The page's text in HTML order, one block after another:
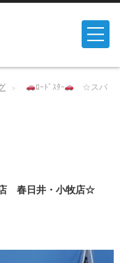
ﾛｰﾄﾞｽﾀｰ
☆スバ
春日井・小牧店☆